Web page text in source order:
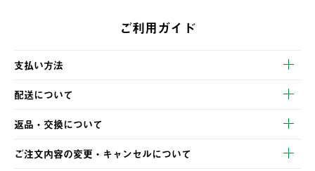
ご利用ガイド
支払い方法
以下のいずれかの方法でお支払いいただけます。
・クレジットカード決済
・コンビニ決済
・Pay-easy決済
配送について
【発送スケジュール】
ご注文・ご入金完了より2営業日以内に商品を発送いたします。
土日祝の発送はございませんので、木曜日以降のご注文は週明け
の発送となる場合がございます。
返品・交換について
※お客様都合の場合
ご注文内容の変更・キャンセルについて